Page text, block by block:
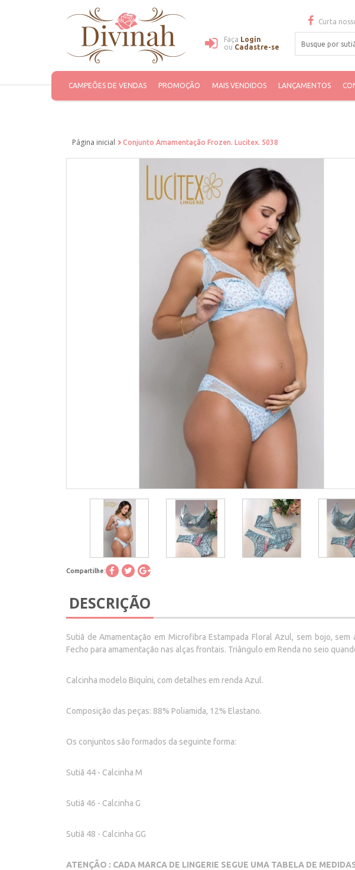
Faça Login
ou Cadastre-se
Curta
CAMPEÕES DE VENDAS PROMOÇÃO MAIS VENDIDOS LANÇAMENTOS
Página inicial Conjunto Amamentação Frozen. Lucitex. 5038
Compartilhe:
DESCRIÇÃO
Sutiã de Amamentação em Microfibra Estampada Floral Azul, sem bojo,
Fecho para amamentação nas alças frontais. Triângulo em Renda no seio
Calcinha modelo Biquíni, com detalhes em renda Azul.
Composição das peças: 88% Poliamida, 12% Elastano.
Os conjuntos são formados da seguinte forma:
Sutiã 44 - Calcinha M
Sutiã 46 - Calcinha G
Sutiã 48 - Calcinha GG
ATENÇÃO : CADA MARCA DE LINGERIE SEGUE UMA TABELA DE